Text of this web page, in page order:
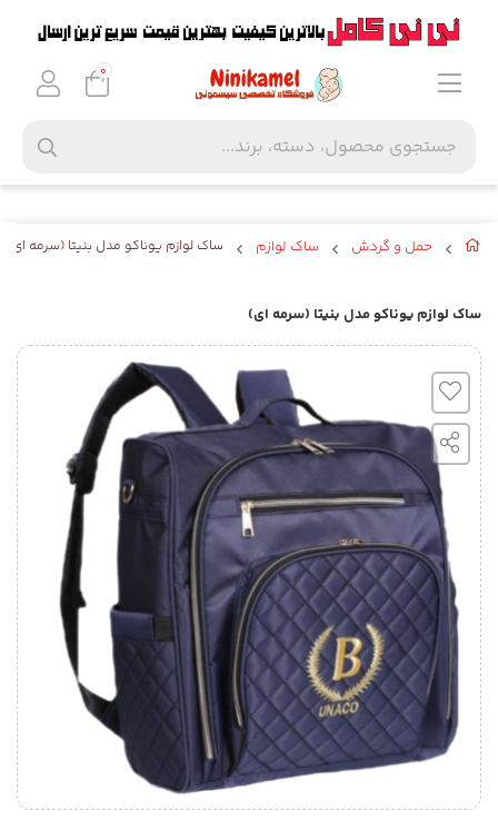
حمل و گردش ساک لوازم ساک لوازم یوناکو مدل بنیتا (سرمه ای)
ساک لوازم یوناکو مدل بنیتا (سرمه ای)
0